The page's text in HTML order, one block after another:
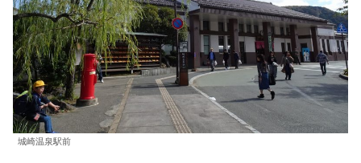
城崎温泉駅前